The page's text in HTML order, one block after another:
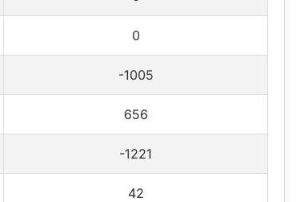
0
-1005
656
-1221
42